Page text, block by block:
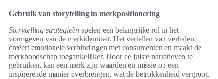
Gebruik van storytelling in merkpositionering
Storytelling strategieën spelen een belangrijke rol in het
vormgeven van de merkidentiteit. Het vertellen van verhalen
creëert emotionele verbindingen met consumenten en maakt de
merkboodschap toegankelijker. Door de juiste narratieven te
gebruiken, kan een merk zijn waarden en missie op een
inspirerende manier overbrengen, wat de betrokkenheid vergroot.